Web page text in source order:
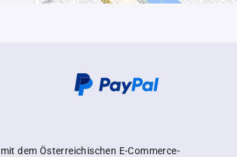
dem Österreichischen E-Commerce-